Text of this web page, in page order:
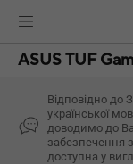
ASUS TUF
Відповідно до
української
доводимо до
забезпечення
доступна у